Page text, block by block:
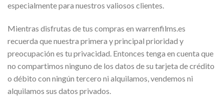
especialmente para nuestros valiosos clientes.
Mientras disfrutas de tus compras en warrenfilms.es
recuerda que nuestra primera y principal prioridad y
preocupación es tu privacidad. Entonces tenga en cuenta que
no compartimos ninguno de los datos de su tarjeta de crédito
o débito con ningún tercero ni alquilamos, vendemos ni
alquilamos sus datos privados.